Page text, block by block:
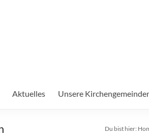
Aktuelles Unsere
Du bist hier: